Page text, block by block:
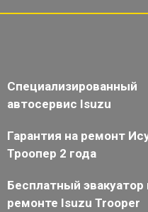
Специализированный
автосервис Isuzu
Гарантия на ремонт
Троопер 2 года
Бесплатный эвакуатор
ремонте Isuzu Trooper